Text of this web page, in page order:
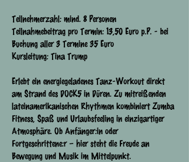
Teilnehmerzahl: mind. 8 Personen
Teilnahmebeitrag pro Termin: 13,50 Euro p.P. - bei
Buchung aller 3 Termine 35 Euro
Kursleitung: Tina Trump
Erlebt ein energiegeladenes Tanz-Workout direkt
am Strand des DOCK5 in Düren. Zu mitreißenden
lateinamerikanischen Rhythmen kombiniert Zumba
Fitness, Spaß und Urlaubsfeeling in einzigartiger
Atmosphäre. Ob Anfänger:in oder
Fortgeschrittene:r – hier steht die Freude an
Bewegung und Musik im Mittelpunkt.